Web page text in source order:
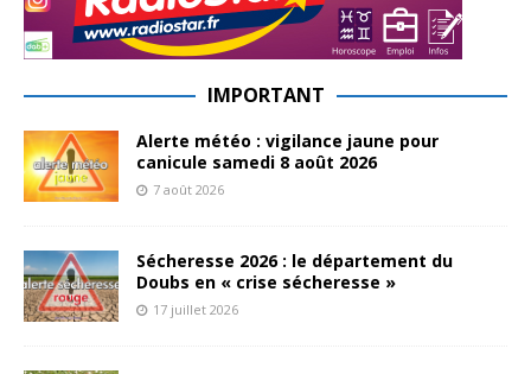
IMPORTANT
Alerte météo : vigilance jaune pour
canicule samedi 8 août 2026
7 août 2026
Sécheresse 2026 : le département du
Doubs en « crise sécheresse »
17 juillet 2026